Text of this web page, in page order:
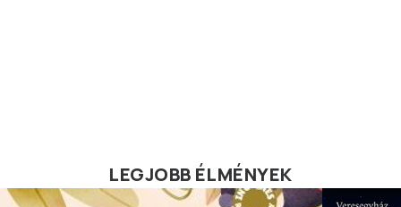
LEGJOBB ÉLMÉNYEK